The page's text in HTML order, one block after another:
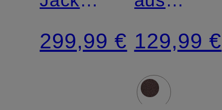
zum
Wenden
299,99 €
Seide
129,99 €